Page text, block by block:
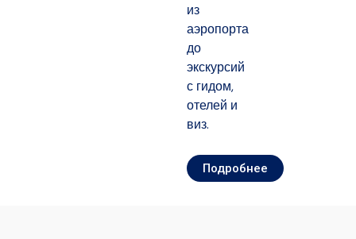
из
аэропорта
до
экскурсий
с гидом,
отелей и
виз.
Подробнее